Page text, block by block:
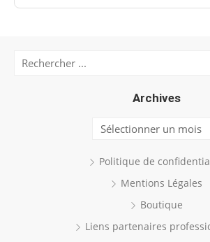
Archives
Archives
Politique de
Mentions Légales
Boutique
Liens partenaires